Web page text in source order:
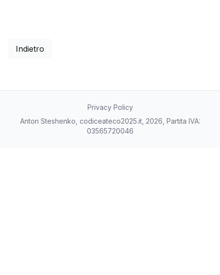
Indietro
Privacy Policy
Anton Steshenko, codiceateco2025.it, 2026, Partita IVA:
03565720046